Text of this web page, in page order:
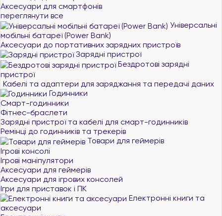
Аксесуари для смартфонів
переглянути все
Універсальні
мобільні батареї (Power Bank)
Аксесуари до портативних зарядних пристроїв
Зарядні пристрої
Бездротові зарядні
пристрої
Кабелі та адаптери для заряджання та передачі даних
Годинники
Смарт-годинники
Фітнес-браслети
Зарядні пристрої та кабелі для смарт-годинників
Ремінці до годинників та трекерів
Товари для геймерів
Ігрові консолі
Ігрові маніпулятори
Аксесуари для геймерів
Аксесуари для ігрових консолей
Ігри для приставок і ПК
Електронні книги та
аксесуари